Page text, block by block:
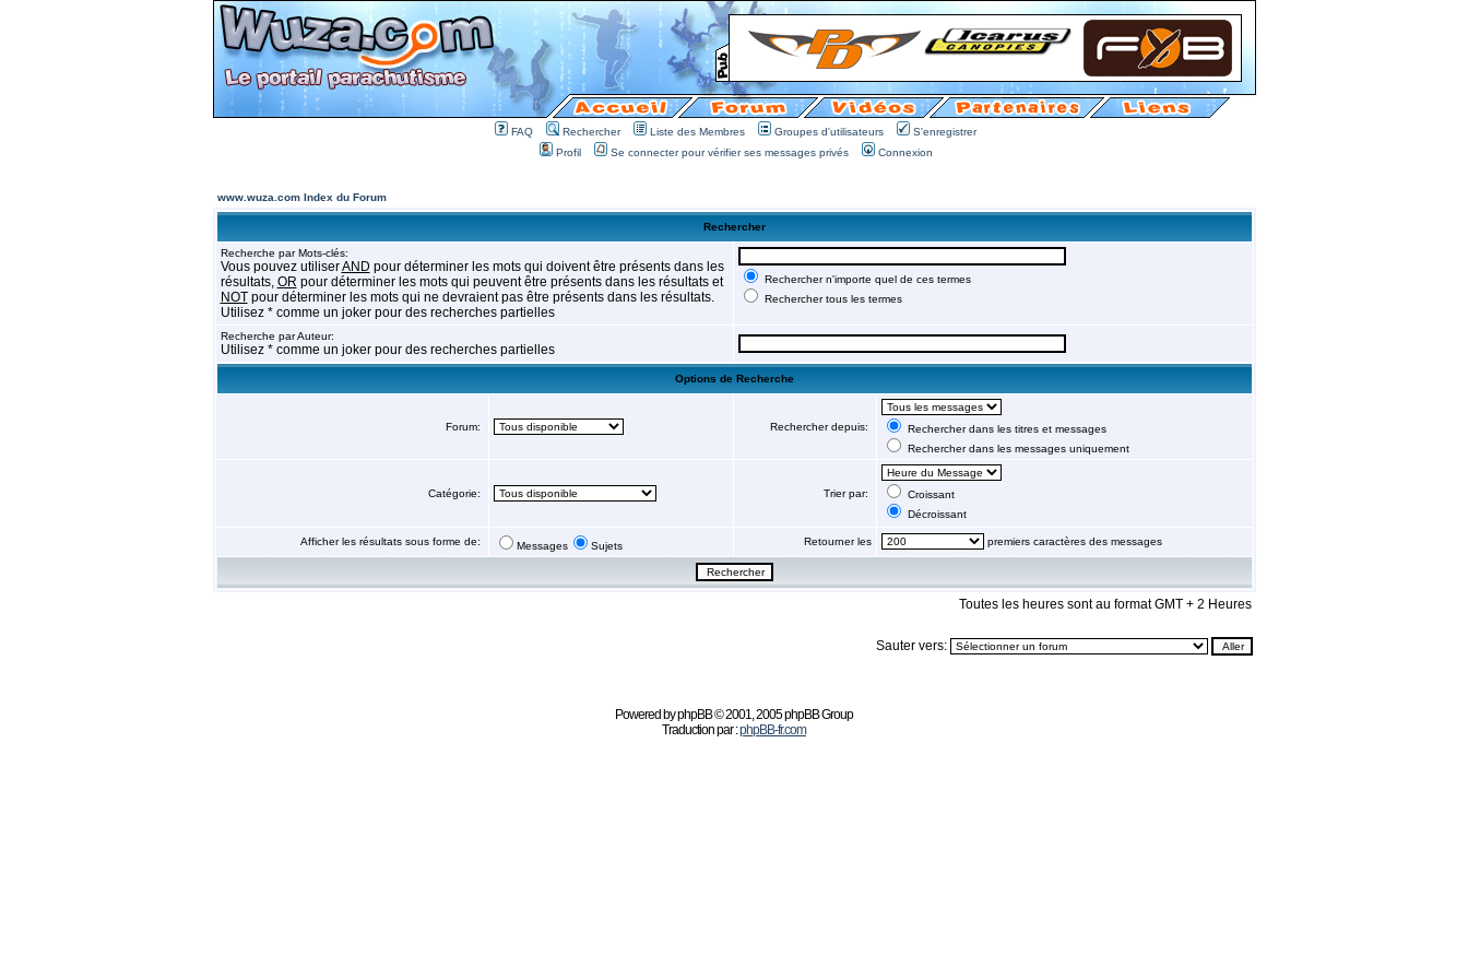
FAQ Rechercher Liste des Membres Groupes d'utilisateurs
S'enregistrer
Profil
Se connecter pour vérifier ses messages privés Connexion
www.wuza.com Index du Forum
Rechercher
Recherche par Mots-clés:
Vous pouvez utiliserAND pour déterminer les mots qui doivent être présents dans les
résultats, OR pour déterminer les mots qui peuvent être présents dans les résultats et
NOTpour déterminer les mots qui ne devraient pas être présents dans les résultats.
Utilisez * comme un joker pour des recherches partielles
Rechercher n'importe quel de ces termes
Rechercher tous les termes
Recherche par Auteur:
Utilisez * comme un joker pour des recherches partielles
Options de Recherche
Forum: Rechercher depuis:
Rechercher dans les titres et messages
Rechercher dans les messages uniquement
Catégorie: Trier par:
Croissant
Décroissant
Afficher les résultats sous forme de: Messages Sujets Retourner les premiers caractères des messages
Toutes les heures sont au format GMT + 2 Heures
Sauter vers:
Powered byphpBB© 2001, 2005 phpBB Group
Traduction par :phpBB-fr.com